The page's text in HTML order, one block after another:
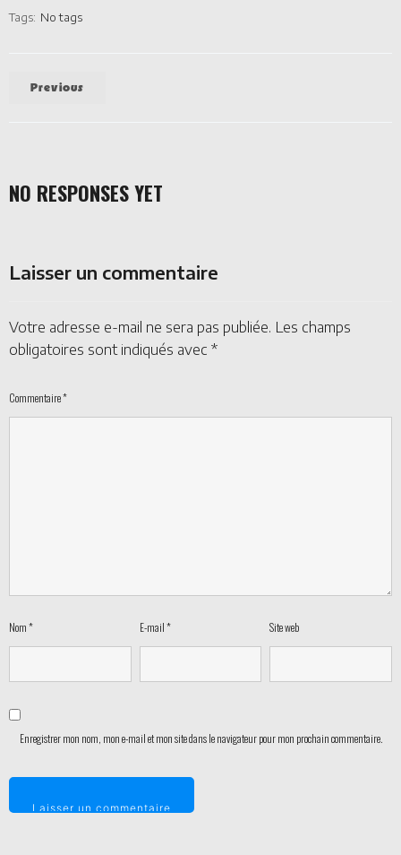
Tags: No tags
Previous
NO RESPONSES YET
Laisser un commentaire
Votre adresse e-mail ne sera pas publiée. Les champs
obligatoires sont indiqués avec *
Commentaire*
Nom* E-mail* Site web
Enregistrer mon nom, mon e-mail et mon site dans le navigateur pour mon prochain commentaire.